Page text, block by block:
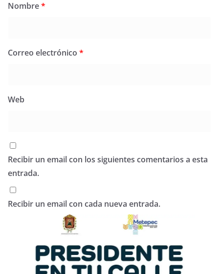
Nombre*
Correo electrónico *
Web
Recibir un email con los siguientes comentarios a esta
entrada.
Recibir un email con cada nueva entrada.